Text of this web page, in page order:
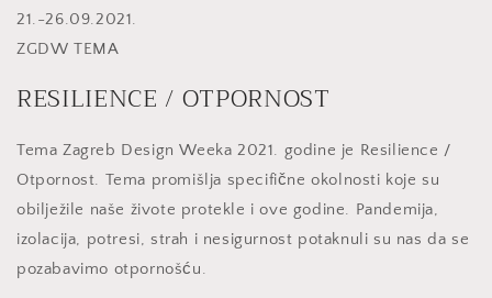
21.-26.09.2021.
ZGDW TEMA
RESILIENCE / OTPORNOST
Tema Zagreb Design Weeka 2021. godine je Resilience /
Otpornost. Tema promišlja specifične okolnosti koje su
obilježile naše živote protekle i ove godine. Pandemija,
izolacija, potresi, strah i nesigurnost potaknuli su nas da se
pozabavimo otpornošću.